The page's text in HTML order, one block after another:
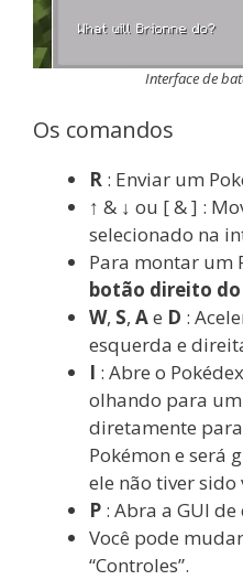
Interface de
Os comandos
R : Enviar um
↑ & ↓ ou [ & ] :
selecionado na
Para montar um
botão direito
W, S, Ae D :
esquerda e
I : Abre o
olhando para um
diretamente
Pokémon e será
ele não tiver sido
P : Abra a GUI
Você pode
“Controles”.